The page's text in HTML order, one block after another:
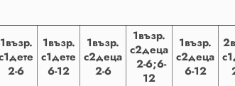
1възр.
2-6
1възр.
с1дете
6-12
1възр.
с2деца
2-6
1възр.
с2деца
2-6;6-
12
1възр.
с2деца
6-12